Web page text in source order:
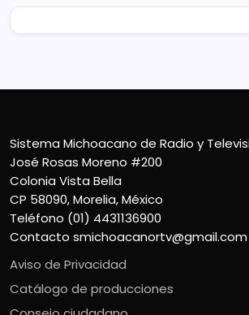
Sistema Michoacano de Radio y
José Rosas Moreno #200
Colonia Vista Bella
CP 58090, Morelia, México
Teléfono (01) 4431136900
Contacto smichoacanortv@gmail.com
Aviso de Privacidad
Catálogo de producciones